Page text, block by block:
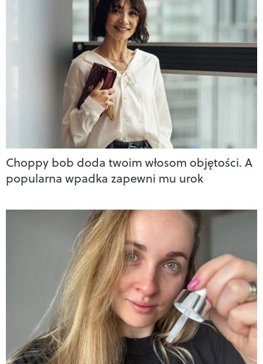
Choppy bob doda twoim włosom objętości. A
popularna wpadka zapewni mu urok